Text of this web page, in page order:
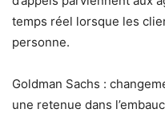
temps réel lorsque les
personne.
Goldman Sachs :
une retenue dans